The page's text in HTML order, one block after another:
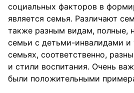
социальных факторов в
является семья. Различают
также разным видам, полные,
семьи с детьми-инвалидами и
семьях, соответственно,
и стили воспитания. Очень
были положительными